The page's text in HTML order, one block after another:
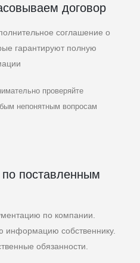
договор
соглашение о
гарантируют полную
проверяйте
непонятным вопросам
поставленным
по компании.
информацию собственнику.
обязанности.